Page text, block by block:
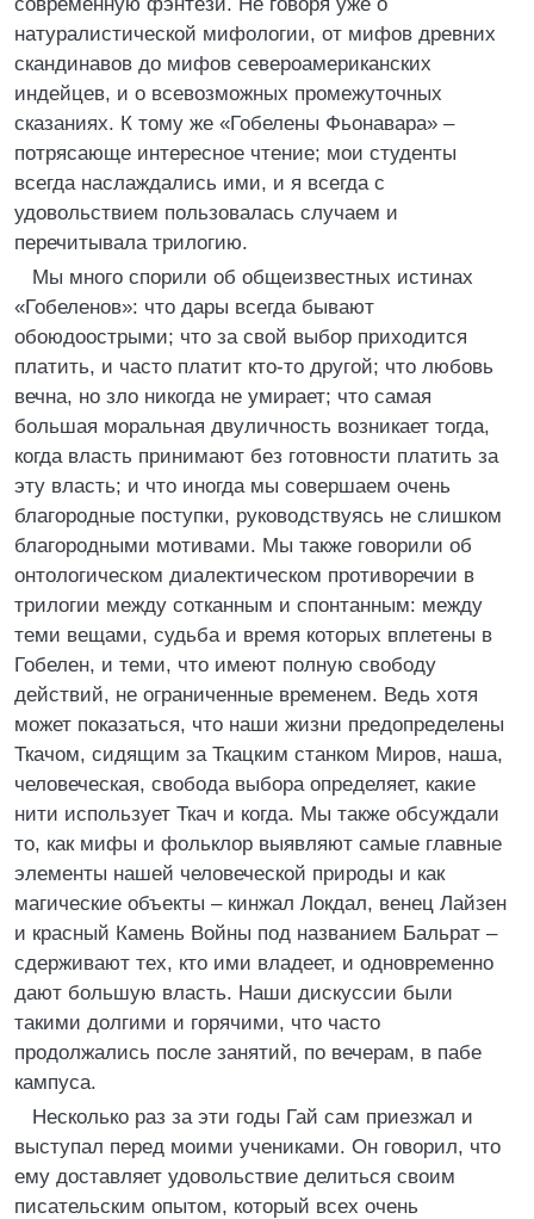
натуралистической мифологии, от мифов древних
скандинавов до мифов североамериканских
индейцев, и о всевозможных промежуточных
сказаниях. К тому же «Гобелены Фьонавара» –
потрясающе интересное чтение; мои студенты
всегда наслаждались ими, и я всегда с
удовольствием пользовалась случаем и
перечитывала трилогию.
Мы много спорили об общеизвестных истинах
«Гобеленов»: что дары всегда бывают
обоюдоострыми; что за свой выбор приходится
платить, и часто платит кто-то другой; что любовь
вечна, но зло никогда не умирает; что самая
большая моральная двуличность возникает тогда,
когда власть принимают без готовности платить за
эту власть; и что иногда мы совершаем очень
благородные поступки, руководствуясь не слишком
благородными мотивами. Мы также говорили об
онтологическом диалектическом противоречии в
трилогии между сотканным и спонтанным: между
теми вещами, судьба и время которых вплетены в
Гобелен, и теми, что имеют полную свободу
действий, не ограниченные временем. Ведь хотя
может показаться, что наши жизни предопределены
Ткачом, сидящим за Ткацким станком Миров, наша,
человеческая, свобода выбора определяет, какие
нити использует Ткач и когда. Мы также обсуждали
то, как мифы и фольклор выявляют самые главные
элементы нашей человеческой природы и как
магические объекты – кинжал Локдал, венец Лайзен
и красный Камень Войны под названием Бальрат –
сдерживают тех, кто ими владеет, и одновременно
дают большую власть. Наши дискуссии были
такими долгими и горячими, что часто
продолжались после занятий, по вечерам, в пабе
кампуса.
Несколько раз за эти годы Гай сам приезжал и
выступал перед моими учениками. Он говорил, что
ему доставляет удовольствие делиться своим
писательским опытом, который всех очень